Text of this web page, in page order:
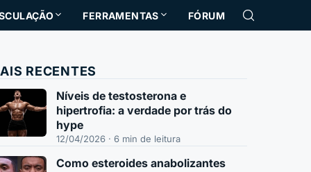
FERRAMENTAS FÓRUM Buscar no
RECENTES
Níveis de testosterona e
hipertrofia: a verdade por trás do
hype
12/04/2026 · 6 min de leitura
Como esteroides anabolizantes